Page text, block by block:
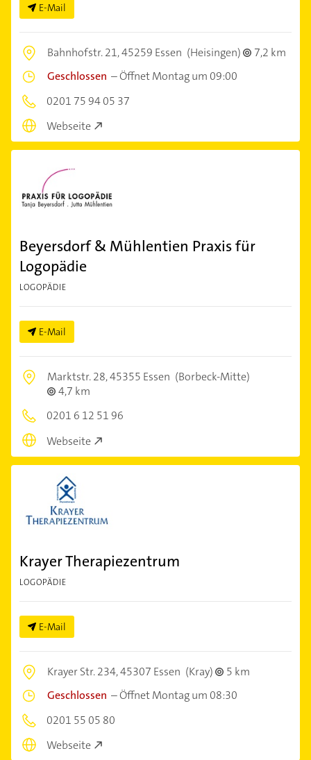
E-Mail
Bahnhofstr. 21,45259 Essen (Heisingen)
7,2 km
Geschlossen –Öffnet Montag um 09:00
0201 75 94 05 37
Webseite
Beyersdorf & Mühlentien Praxis für
Logopädie
LOGOPÄDIE
E-Mail
Marktstr. 28,45355 Essen (Borbeck-Mitte)
4,7 km
0201 6 12 51 96
Webseite
Krayer Therapiezentrum
LOGOPÄDIE
E-Mail
Krayer Str. 234,45307 Essen (Kray)
5 km
Geschlossen –Öffnet Montag um 08:30
0201 55 05 80
Webseite